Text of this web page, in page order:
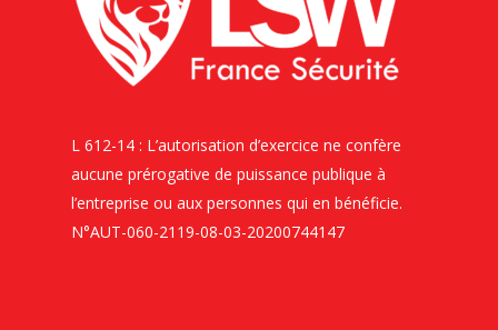
L 612-14 : L’autorisation d’exercice ne confère
aucune prérogative de puissance publique à
l’entreprise ou aux personnes qui en bénéficie.
N°AUT-060-2119-08-03-20200744147